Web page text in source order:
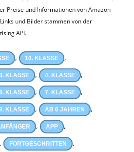
Preise und Informationen von Amazon
und Bilder stammen von der
API.
, 10. KLASSE ,
KLASSE , 4. KLASSE ,
KLASSE , 7. KLASSE ,
KLASSE , AB 6 JAHREN ,
, APP ,
, FORTGESCHRITTEN ,